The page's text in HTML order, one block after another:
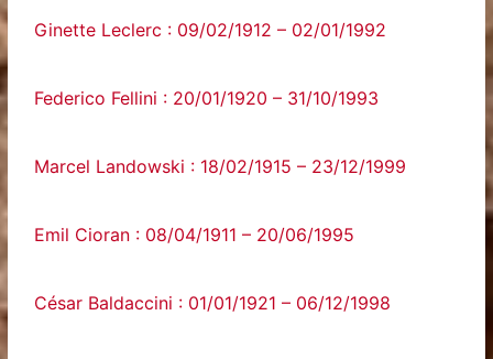
Ginette Leclerc : 09/02/1912 – 02/01/1992
Federico Fellini : 20/01/1920 – 31/10/1993
Marcel Landowski : 18/02/1915 – 23/12/1999
Emil Cioran : 08/04/1911 – 20/06/1995
César Baldaccini : 01/01/1921 – 06/12/1998